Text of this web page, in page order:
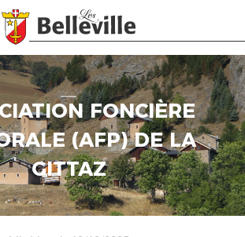
FONCIÈRE
(AFP) DE LA
GITTAZ